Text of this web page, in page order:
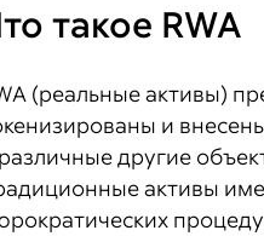
такое RWA
(реальные активы)
и
другие
активы